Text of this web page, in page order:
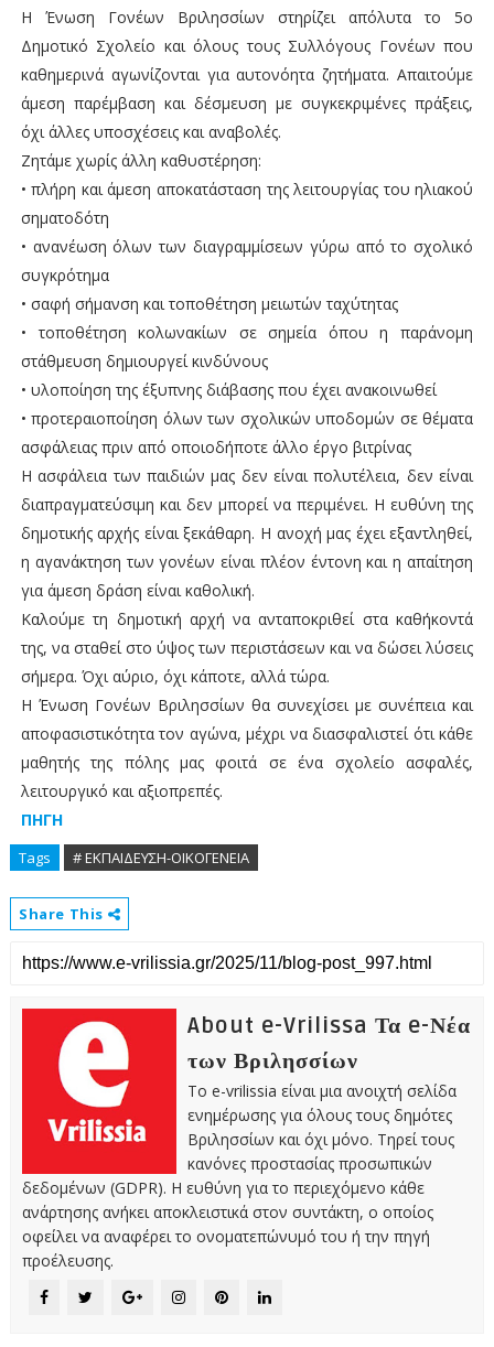
Η Ένωση Γονέων Βριλησσίων στηρίζει απόλυτα το 5ο
Δημοτικό Σχολείο και όλους τους Συλλόγους Γονέων που
καθημερινά αγωνίζονται για αυτονόητα ζητήματα. Απαιτούμε
άμεση παρέμβαση και δέσμευση με συγκεκριμένες πράξεις,
όχι άλλες υποσχέσεις και αναβολές.
Ζητάμε χωρίς άλλη καθυστέρηση:
• πλήρη και άμεση αποκατάσταση της λειτουργίας του ηλιακού
σηματοδότη
• ανανέωση όλων των διαγραμμίσεων γύρω από το σχολικό
συγκρότημα
• σαφή σήμανση και τοποθέτηση μειωτών ταχύτητας
• τοποθέτηση κολωνακίων σε σημεία όπου η παράνομη
στάθμευση δημιουργεί κινδύνους
• υλοποίηση της έξυπνης διάβασης που έχει ανακοινωθεί
• προτεραιοποίηση όλων των σχολικών υποδομών σε θέματα
ασφάλειας πριν από οποιοδήποτε άλλο έργο βιτρίνας
Η ασφάλεια των παιδιών μας δεν είναι πολυτέλεια, δεν είναι
διαπραγματεύσιμη και δεν μπορεί να περιμένει. Η ευθύνη της
δημοτικής αρχής είναι ξεκάθαρη. Η ανοχή μας έχει εξαντληθεί,
η αγανάκτηση των γονέων είναι πλέον έντονη και η απαίτηση
για άμεση δράση είναι καθολική.
Καλούμε τη δημοτική αρχή να ανταποκριθεί στα καθήκοντά
της, να σταθεί στο ύψος των περιστάσεων και να δώσει λύσεις
σήμερα. Όχι αύριο, όχι κάποτε, αλλά τώρα.
Η Ένωση Γονέων Βριλησσίων θα συνεχίσει με συνέπεια και
αποφασιστικότητα τον αγώνα, μέχρι να διασφαλιστεί ότι κάθε
μαθητής της πόλης μας φοιτά σε ένα σχολείο ασφαλές,
λειτουργικό και αξιοπρεπές.
ΠΗΓΗ
Tags # ΕΚΠΑΙΔΕΥΣΗ-ΟΙΚΟΓΕΝΕΙΑ
Share This
About e-Vrilissa Τα e-Νέα
των Βριλησσίων
Το e-vrilissia είναι μια ανοιχτή σελίδα
ενημέρωσης για όλους τους δημότες
Βριλησσίων και όχι μόνο. Τηρεί τους
κανόνες προστασίας προσωπικών
δεδομένων (GDPR). Η ευθύνη για το περιεχόμενο κάθε
ανάρτησης ανήκει αποκλειστικά στον συντάκτη, ο οποίος
οφείλει να αναφέρει το ονοματεπώνυμό του ή την πηγή
προέλευσης.